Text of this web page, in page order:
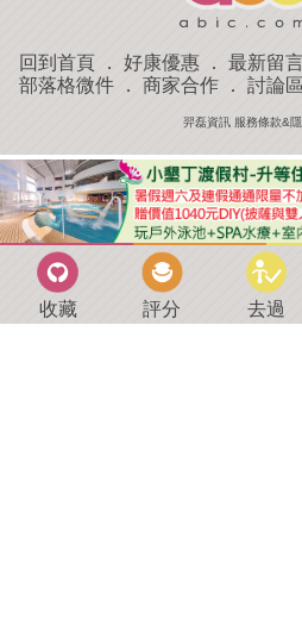
回到首頁 ． 好康優惠 ． 最新留
部落格微件． 商家合作． 討論區
羿磊資訊 服務條款&
收藏 評分 去過